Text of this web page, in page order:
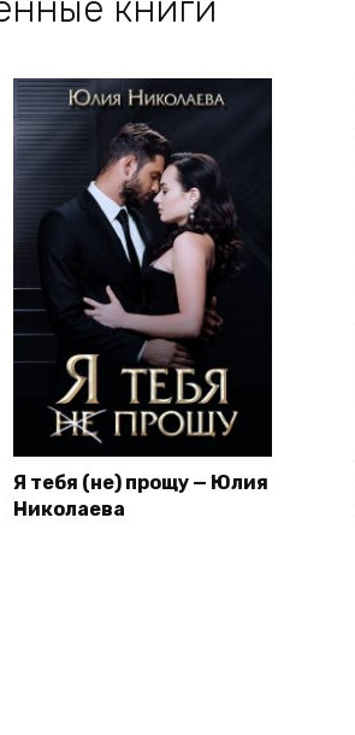
книги
Я тебя (не) прощу — Юлия
Николаева